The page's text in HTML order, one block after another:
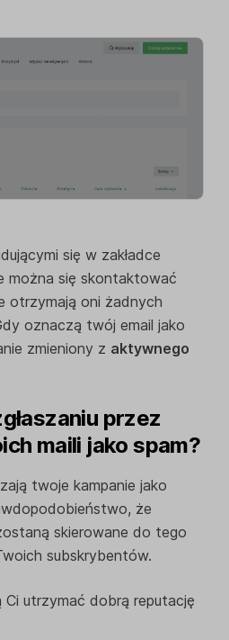
się w zakładce
można się skontaktować
otrzymają oni żadnych
oznaczą twój email jako
zmieniony z aktywnego
przez
maili jako spam?
twoje kampanie jako
że
skierowane do tego
subskrybentów.
utrzymać dobrą reputację